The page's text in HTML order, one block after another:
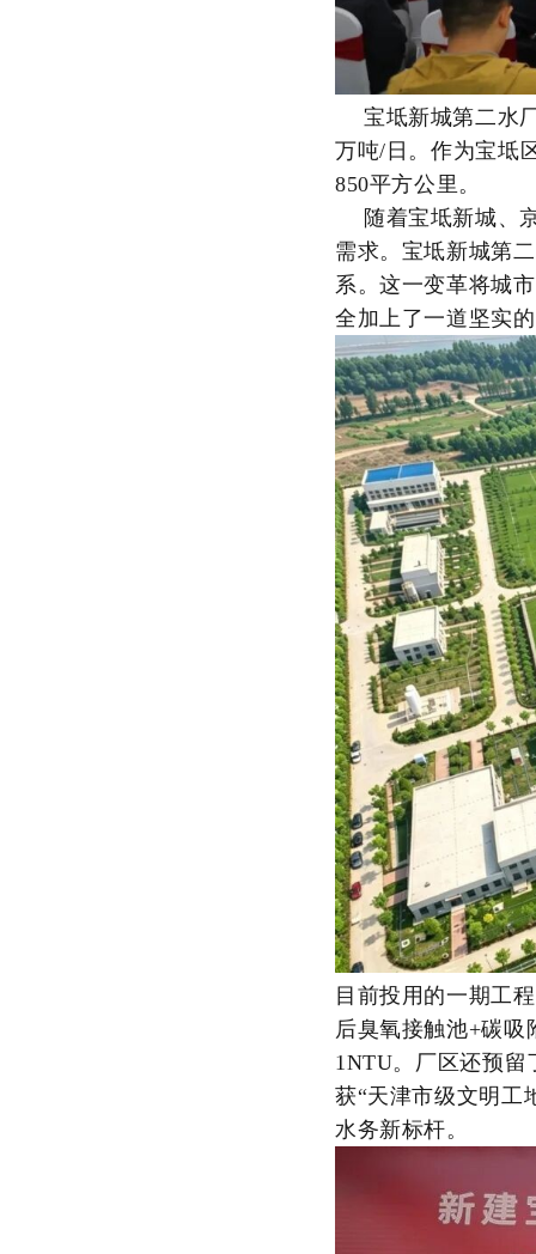
宝坻新城第二水
万吨/日。作为宝坻
850平方公里。
随着宝坻新城、
需求。宝坻新城第
系。这一变革将城
全加上了一道坚实
目前投用的一期工
后臭氧接触池+碳吸
1NTU。厂区还预
获“天津市级文明工
水务新标杆。